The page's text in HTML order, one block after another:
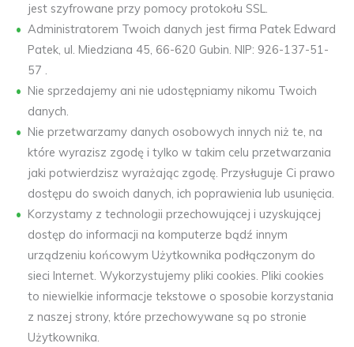
jest szyfrowane przy pomocy protokołu SSL.
Administratorem Twoich danych jest firma Patek Edward
Patek, ul. Miedziana 45, 66-620 Gubin. NIP: 926-137-51-
57 .
Nie sprzedajemy ani nie udostępniamy nikomu Twoich
danych.
Nie przetwarzamy danych osobowych innych niż te, na
które wyrazisz zgodę i tylko w takim celu przetwarzania
jaki potwierdzisz wyrażając zgodę. Przysługuje Ci prawo
dostępu do swoich danych, ich poprawienia lub usunięcia.
Korzystamy z technologii przechowującej i uzyskującej
dostęp do informacji na komputerze bądź innym
urządzeniu końcowym Użytkownika podłączonym do
sieci Internet. Wykorzystujemy pliki cookies. Pliki cookies
to niewielkie informacje tekstowe o sposobie korzystania
z naszej strony, które przechowywane są po stronie
Użytkownika.